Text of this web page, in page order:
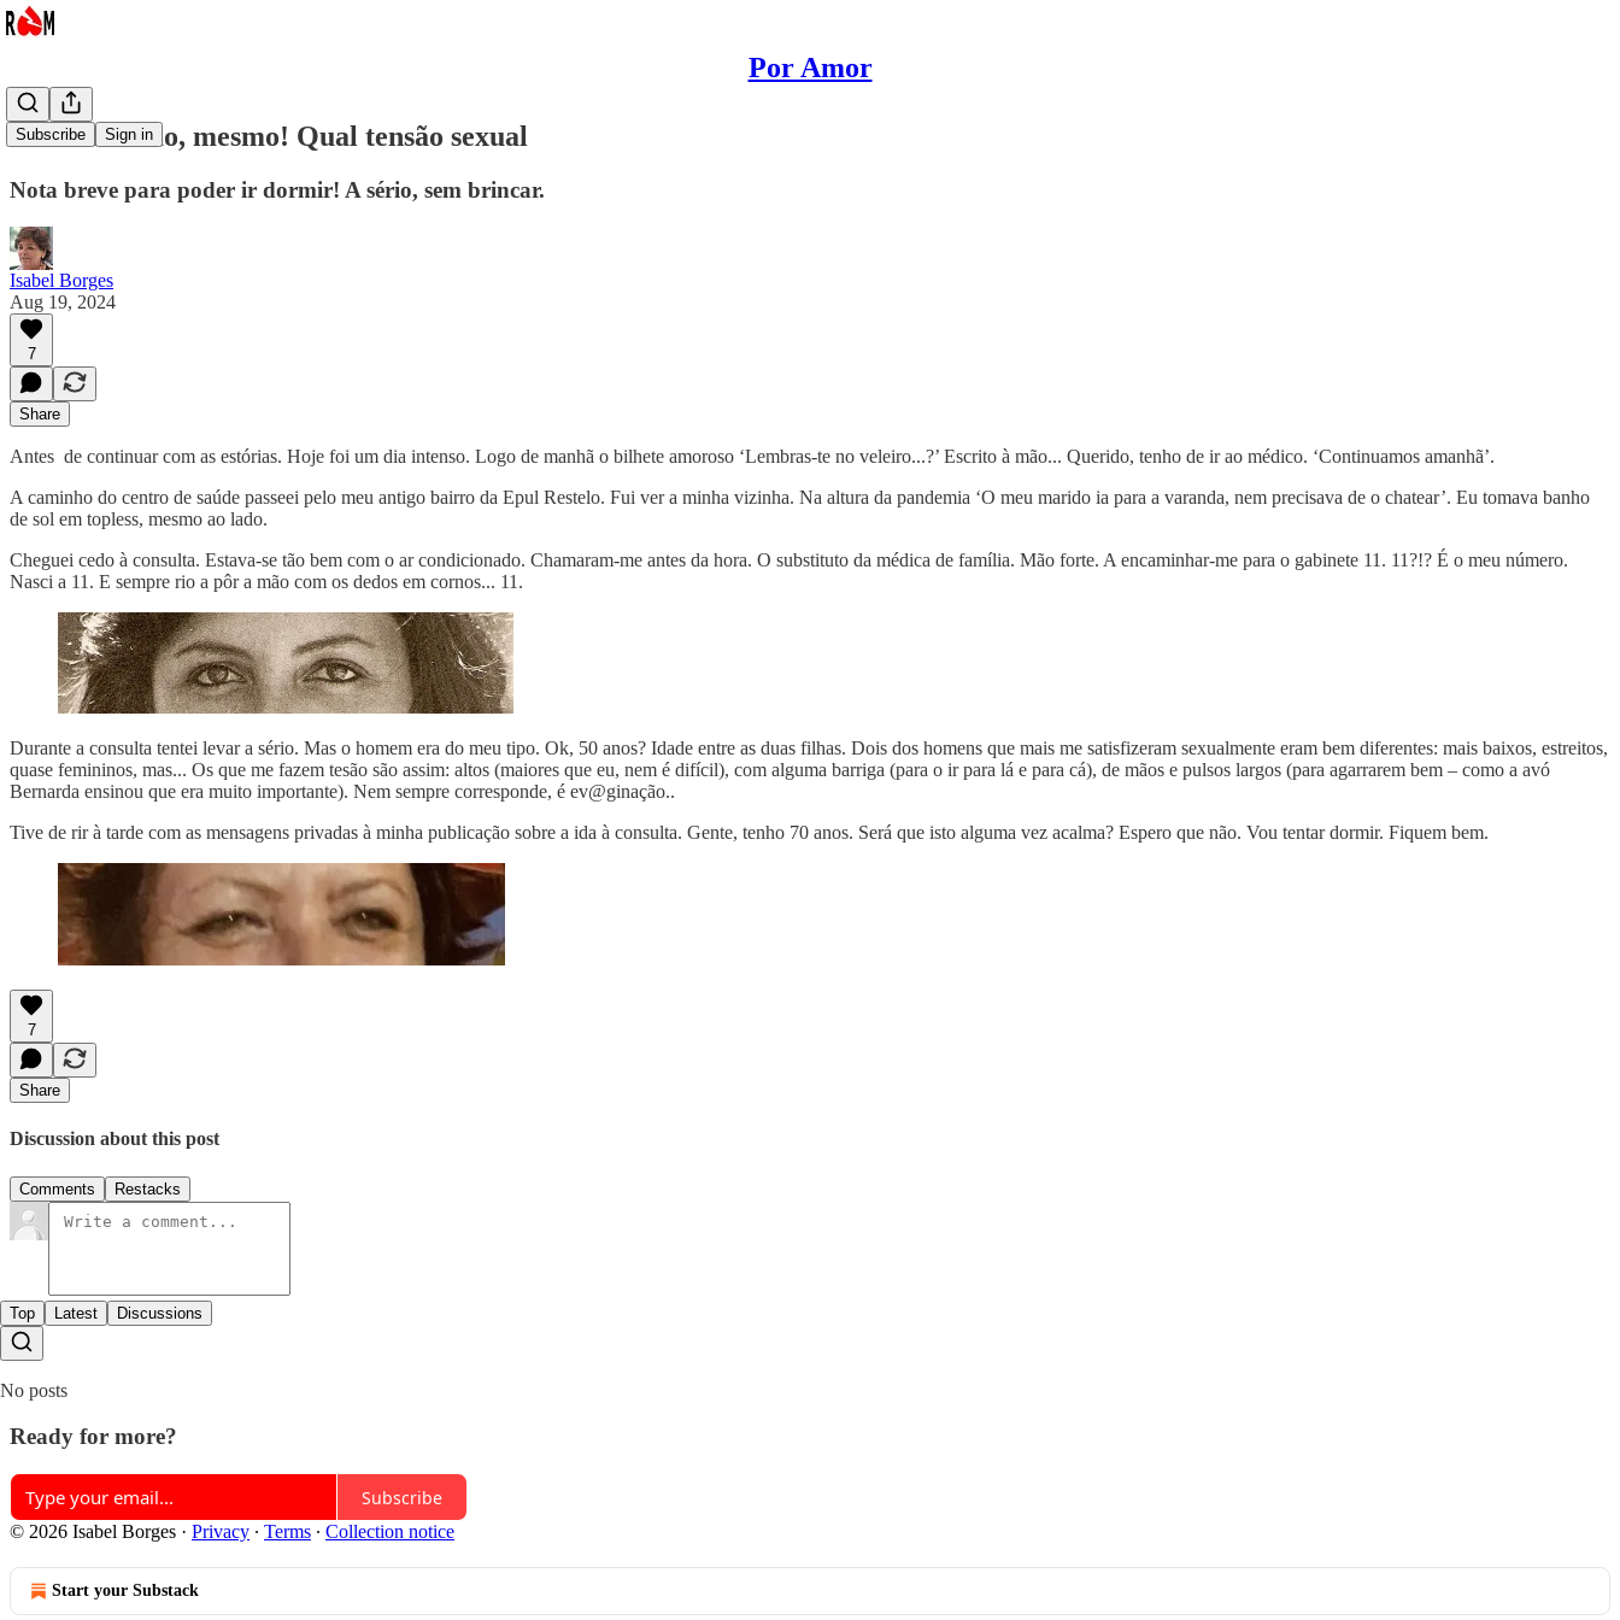
Por Amor
Subscribe Sign in
Guta: É tesão, mesmo! Qual tensão sexual
Nota breve para poder ir dormir! A sério, sem brincar.
Isabel Borges
Aug 19, 2024
7
Share
Antes de continuar com as estórias. Hoje foi um dia intenso. Logo de manhã o bilhete amoroso ‘Lembras-te no veleiro...?’ Escrito à mão... Querido, tenho de ir ao médico. ‘Continuamos amanhã’.
A caminho do centro de saúde passeei pelo meu antigo bairro da Epul Restelo. Fui ver a minha vizinha. Na altura da pandemia ‘O meu marido ia para a varanda, nem precisava de o chatear’. Eu tomava banho
de sol em topless, mesmo ao lado.
Cheguei cedo à consulta. Estava-se tão bem com o ar condicionado. Chamaram-me antes da hora. O substituto da médica de família. Mão forte. A encaminhar-me para o gabinete 11. 11?!? É o meu número.
Nasci a 11. E sempre rio a pôr a mão com os dedos em cornos... 11.
Durante a consulta tentei levar a sério. Mas o homem era do meu tipo. Ok, 50 anos? Idade entre as duas filhas. Dois dos homens que mais me satisfizeram sexualmente eram bem diferentes: mais baixos, estreitos,
quase femininos, mas... Os que me fazem tesão são assim: altos (maiores que eu, nem é difícil), com alguma barriga (para o ir para lá e para cá), de mãos e pulsos largos (para agarrarem bem – como a avó
Bernarda ensinou que era muito importante). Nem sempre corresponde, é ev@ginação..
Tive de rir à tarde com as mensagens privadas à minha publicação sobre a ida à consulta. Gente, tenho 70 anos. Será que isto alguma vez acalma? Espero que não. Vou tentar dormir. Fiquem bem.
7
Share
Discussion about this post
Comments Restacks
Top Latest Discussions
No posts
Ready for more?
Subscribe
© 2026 Isabel Borges · Privacy ∙ Terms ∙ Collection notice
Start your Substack